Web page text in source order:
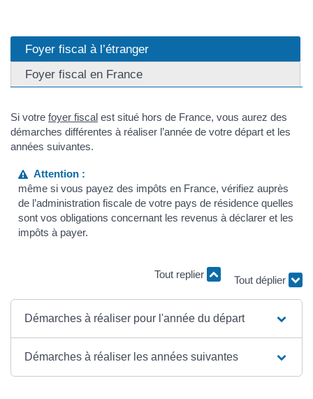
Foyer fiscal à l’étranger
Foyer fiscal en France
Si votre foyer fiscal est situé hors de France, vous aurez des
démarches différentes à réaliser l’année de votre départ et les
années suivantes.
Attention :
même si vous payez des impôts en France, vérifiez auprès
de l’administration fiscale de votre pays de résidence quelles
sont vos obligations concernant les revenus à déclarer et les
impôts à payer.
Tout replier
Tout déplier
Démarches à réaliser pour l'année du départ
Démarches à réaliser les années suivantes